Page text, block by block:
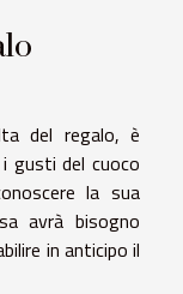
del regalo, è
gusti del cuoco
la sua
avrà bisogno
in anticipo il